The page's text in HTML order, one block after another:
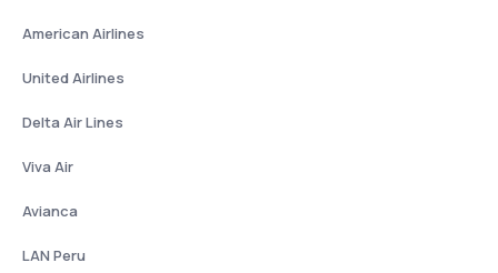
American Airlines
United Airlines
Delta Air Lines
Viva Air
Avianca
LAN Peru